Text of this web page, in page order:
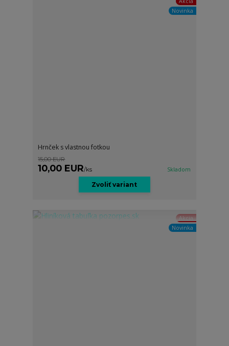
Novinka
Hrnček s vlastnou fotkou
15,00 EUR
10,00 EUR/ks Skladom
Zvoliť variant
Akcia
Novinka